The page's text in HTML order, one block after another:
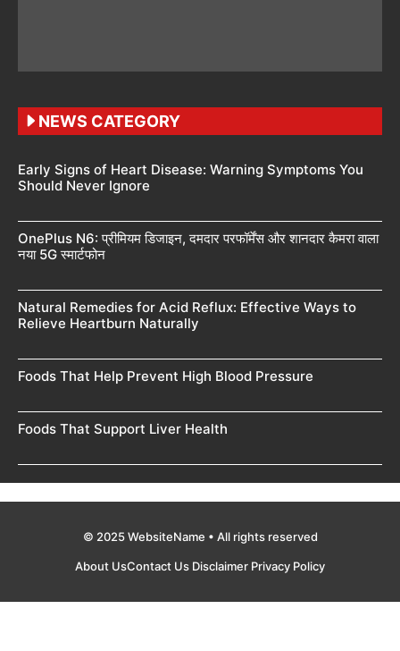
NEWS CATEGORY
Early Signs of Heart Disease: Warning Symptoms You
Should Never Ignore
OnePlus N6: प्रीमियम डिजाइन, दमदार परफॉर्मेंस और शानदार कैमरा वाला
नया 5G स्मार्टफोन
Natural Remedies for Acid Reflux: Effective Ways to
Relieve Heartburn Naturally
Foods That Help Prevent High Blood Pressure
Foods That Support Liver Health
© 2025 WebsiteName • All rights reserved
About UsContact Us Disclaimer Privacy Policy